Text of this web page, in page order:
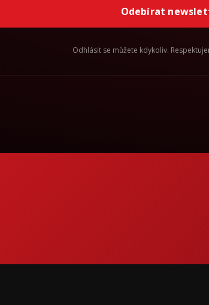
Odebírat
Odhlásit se můžete kdykoliv.